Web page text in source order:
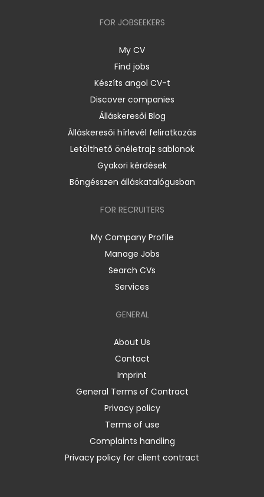
FOR JOBSEEKERS
My CV
Find jobs
Készíts angol CV-t
Discover companies
Álláskeresői Blog
Álláskeresői hírlevél feliratkozás
Letölthető önéletrajz sablonok
Gyakori kérdések
Böngésszen álláskatalógusban
FOR RECRUITERS
My Company Profile
Manage Jobs
Search CVs
Services
GENERAL
About Us
Contact
Imprint
General Terms of Contract
Privacy policy
Terms of use
Complaints handling
Privacy policy for client contract